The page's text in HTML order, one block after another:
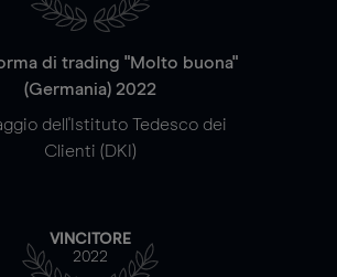
di trading "Molto buona"
(Germania) 2022
dell'Istituto Tedesco dei
Clienti (DKI)
VINCITORE
2022